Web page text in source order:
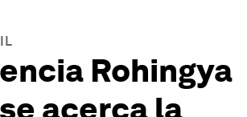
Rohingya
acerca la